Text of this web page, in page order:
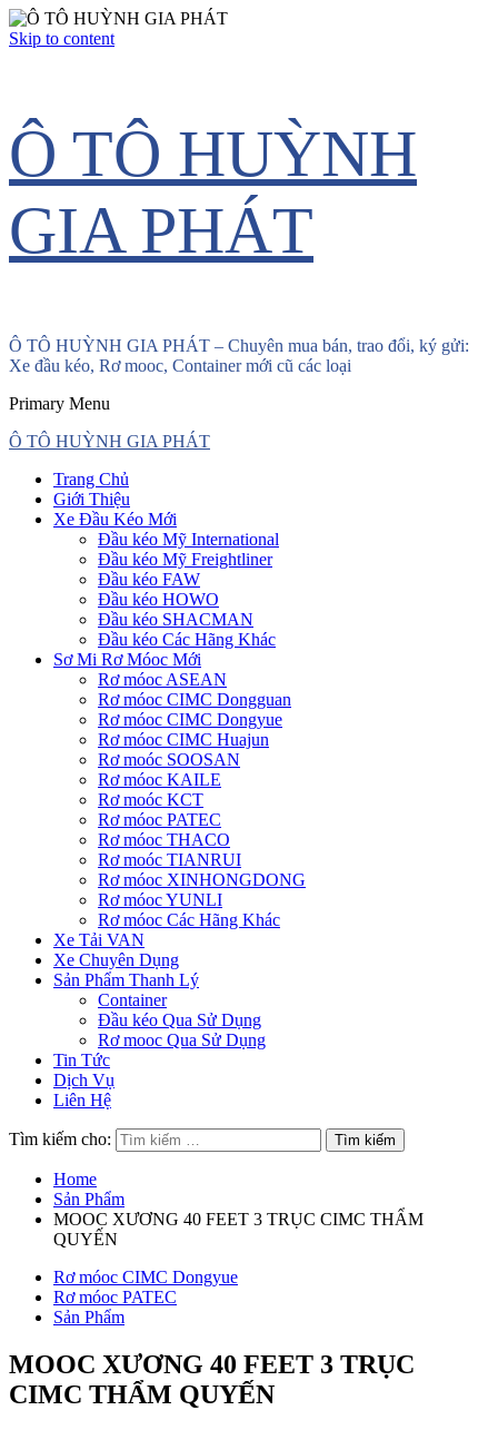
Skip to content
Ô TÔ HUỲNH
GIA PHÁT
Ô TÔ HUỲNH GIA PHÁT – Chuyên mua bán, trao đổi, ký gửi:
Xe đầu kéo, Rơ mooc, Container mới cũ các loại
Primary Menu
Ô TÔ HUỲNH GIA PHÁT
Trang Chủ
Giới Thiệu
Xe Đầu Kéo Mới
Đầu kéo Mỹ International
Đầu kéo Mỹ Freightliner
Đầu kéo FAW
Đầu kéo HOWO
Đầu kéo SHACMAN
Đầu kéo Các Hãng Khác
Sơ Mi Rơ Móoc Mới
Rơ móoc ASEAN
Rơ móoc CIMC Dongguan
Rơ móoc CIMC Dongyue
Rơ móoc CIMC Huajun
Rơ moóc SOOSAN
Rơ móoc KAILE
Rơ moóc KCT
Rơ móoc PATEC
Rơ móoc THACO
Rơ moóc TIANRUI
Rơ móoc XINHONGDONG
Rơ móoc YUNLI
Rơ móoc Các Hãng Khác
Xe Tải VAN
Xe Chuyên Dụng
Sản Phẩm Thanh Lý
Container
Đầu kéo Qua Sử Dụng
Rơ mooc Qua Sử Dụng
Tin Tức
Dịch Vụ
Liên Hệ
Tìm kiếm cho:
Home
Sản Phẩm
MOOC XƯƠNG 40 FEET 3 TRỤC CIMC THẨM
QUYẾN
Rơ móoc CIMC Dongyue
Rơ móoc PATEC
Sản Phẩm
MOOC XƯƠNG 40 FEET 3 TRỤC
CIMC THẨM QUYẾN